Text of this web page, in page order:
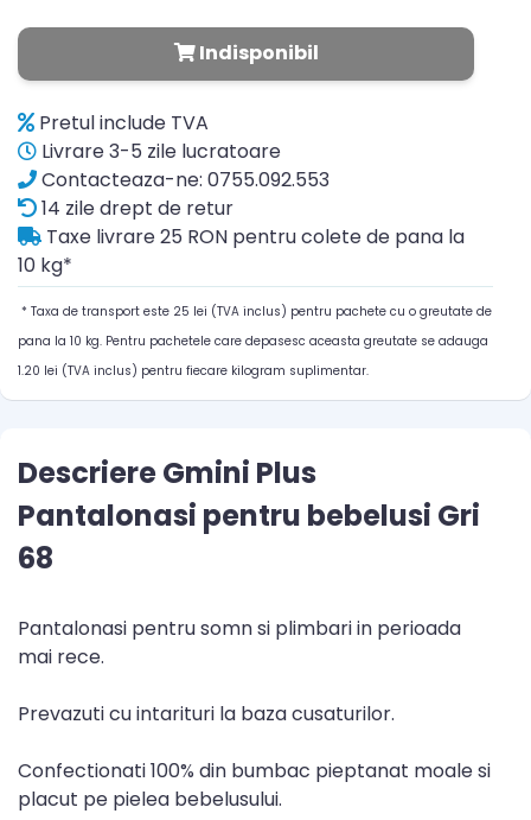
Indisponibil
Pretul include TVA
Livrare 3-5 zile lucratoare
Contacteaza-ne: 0755.092.553
14 zile drept de retur
Taxe livrare 25 RON pentru colete de pana la
10 kg*
* Taxa de transport este 25 lei (TVA inclus) pentru pachete cu o greutate de
pana la 10 kg. Pentru pachetele care depasesc aceasta greutate se adauga
1.20 lei (TVA inclus) pentru fiecare kilogram suplimentar.
Descriere Gmini Plus
Pantalonasi pentru bebelusi Gri
68
Pantalonasi pentru somn si plimbari in perioada
mai rece.
Prevazuti cu intarituri la baza cusaturilor.
Confectionati 100% din bumbac pieptanat moale si
placut pe pielea bebelusului.